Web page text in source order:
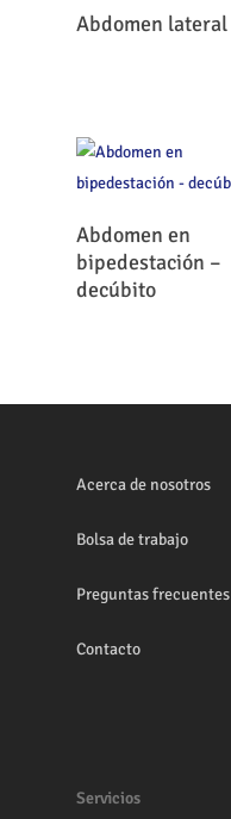
Leer Más
Abdomen lateral
Abdomen en
bipedestación –
decúbito
Acerca de nosotros
Bolsa de trabajo
Preguntas frecuentes
Contacto
Servicios